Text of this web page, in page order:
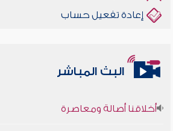
إعادة تفعيل حساب
البث المباشر